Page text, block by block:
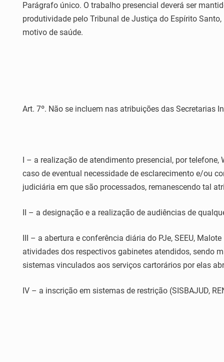
Parágrafo único. O trabalho presencial deverá ser
produtividade pelo Tribunal de Justiça do Espírito
motivo de saúde.
Art. 7º. Não se incluem nas atribuições das Secretarias
I – a realização de atendimento presencial, por
caso de eventual necessidade de esclarecimento e/ou
judiciária em que são processados, remanescendo tal
II – a designação e a realização de audiências de
III – a abertura e conferência diária do PJe, SEEU,
atividades dos respectivos gabinetes atendidos, sendo
sistemas vinculados aos serviços cartorários por elas
IV – a inscrição em sistemas de restrição (SISBAJUD,